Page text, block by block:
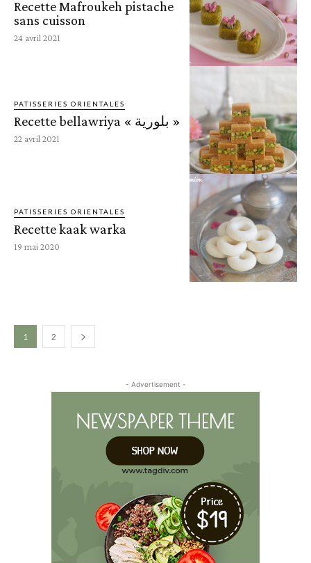
Recette Mafroukeh pistache
sans cuisson
24 avril 2021
PATISSERIES ORIENTALES
Recette bellawriya « بلورية »
22 avril 2021
PATISSERIES ORIENTALES
Recette kaak warka
19 mai 2020
1 2
- Advertisement -